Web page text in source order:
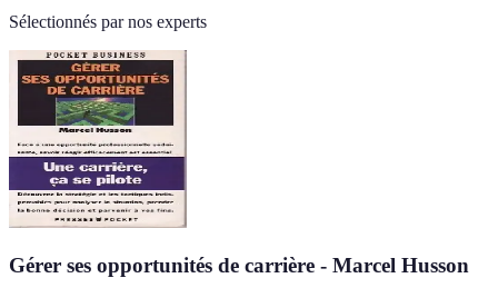
Sélectionnés par nos experts
Gérer ses opportunités de carrière - Marcel Husson